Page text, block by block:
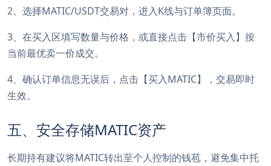
2、选择MATIC/USDT交易对，进入K线与订单簿页面。
3、在买入区填写数量与价格，或直接点击【市价买入】按
当前最优卖一价成交。
4、确认订单信息无误后，点击【买入MATIC】，交易即时
生效。
五、安全存储MATIC资产
长期持有建议将MATIC转出至个人控制的钱苞，避免集中托